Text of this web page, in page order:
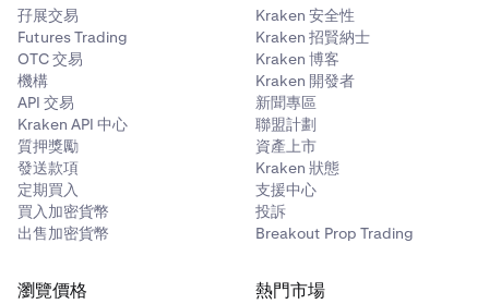
孖展交易
Futures Trading
OTC 交易
機構
API 交易
Kraken API 中心
質押獎勵
發送款項
定期買入
買入加密貨幣
出售加密貨幣
Kraken 安全性
Kraken 招賢納士
Kraken 博客
Kraken 開發者
新聞專區
聯盟計劃
資產上市
Kraken 狀態
支援中心
投訴
Breakout Prop Trading
瀏覽價格 熱門市場